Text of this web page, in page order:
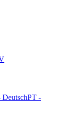
DeutschPT -